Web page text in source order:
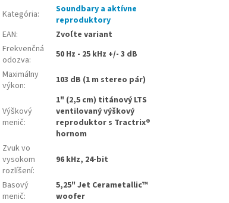
Kategória:
Soundbary a aktívne
reproduktory
EAN:
Zvoľte variant
Frekvenčná
odozva:
50 Hz - 25 kHz +/- 3 dB
Maximálny
výkon: 103 dB (1 m stereo pár)
Výškový
menič:
1" (2,5 cm) titánový LTS
ventilovaný výškový
reproduktor s Tractrix®
hornom
Zvuk vo
vysokom
rozlíšení:
96 kHz, 24-bit
Basový
menič:
5,25" Jet Cerametallic™
woofer